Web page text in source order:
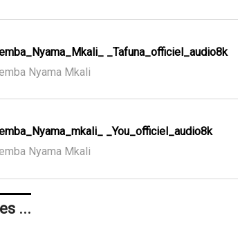
_Tafuna_officiel_audio8k
Nyama Mkali
_You_officiel_audio8k
Nyama Mkali
...